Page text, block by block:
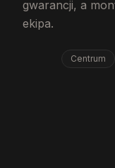
gwarancji, a
ekipa.
Centrum